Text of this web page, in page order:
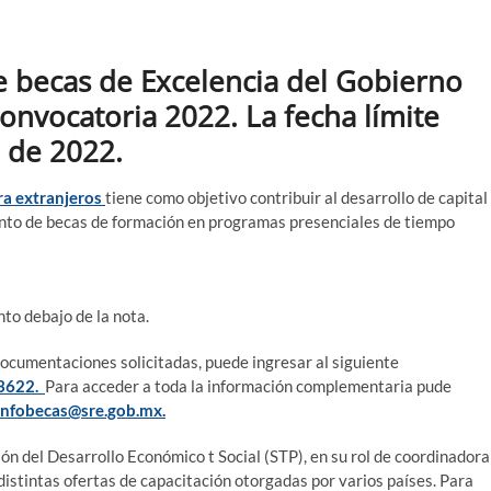
de Excelencia del Gobierno
2022. La fecha límite
2022.
extranjeros tiene como objetivo contribuir al desarrollo de capital
de becas de formación en programas presenciales de tiempo
debajo de la nota.
solicitadas, puede ingresar al siguiente
Para acceder a toda la información complementaria pude
del Desarrollo Económico t Social (STP), en su rol de coordinadora
ofertas de capacitación otorgadas por varios países. Para